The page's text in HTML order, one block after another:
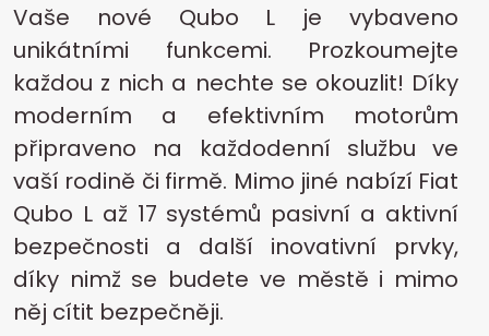
Vaše nové Qubo L je vybaveno
unikátními funkcemi. Prozkoumejte
každou z nich a nechte se okouzlit! Díky
moderním a efektivním motorům
připraveno na každodenní službu ve
vaší rodině či firmě. Mimo jiné nabízí Fiat
Qubo L až 17 systémů pasivní a aktivní
bezpečnosti a další inovativní prvky,
díky nimž se budete ve městě i mimo
něj cítit bezpečněji.